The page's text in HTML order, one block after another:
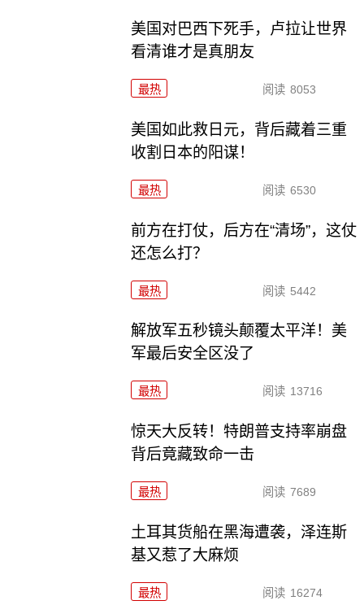
美国对巴西下死手，卢拉让世界
看清谁才是真朋友
最热 阅读 8053
美国如此救日元，背后藏着三重
收割日本的阳谋！
最热 阅读 6530
前方在打仗，后方在“清场”，这仗
还怎么打？
最热 阅读 5442
解放军五秒镜头颠覆太平洋！美
军最后安全区没了
最热 阅读 13716
惊天大反转！特朗普支持率崩盘
背后竟藏致命一击
最热 阅读 7689
土耳其货船在黑海遭袭，泽连斯
基又惹了大麻烦
最热 阅读 16274